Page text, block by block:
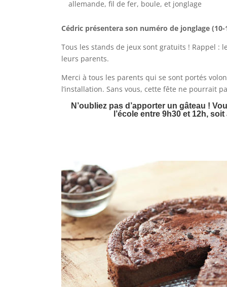
allemande, fil de fer, boule, et jonglage
Cédric présentera son numéro de jonglage
Tous les stands de jeux sont gratuits ! Rappel :
leurs parents.
Merci à tous les parents qui se sont portés
l’installation. Sans vous, cette fête ne pourrait
N’oubliez pas d’apporter un gâteau !
l’école entre 9h30 et 12h,